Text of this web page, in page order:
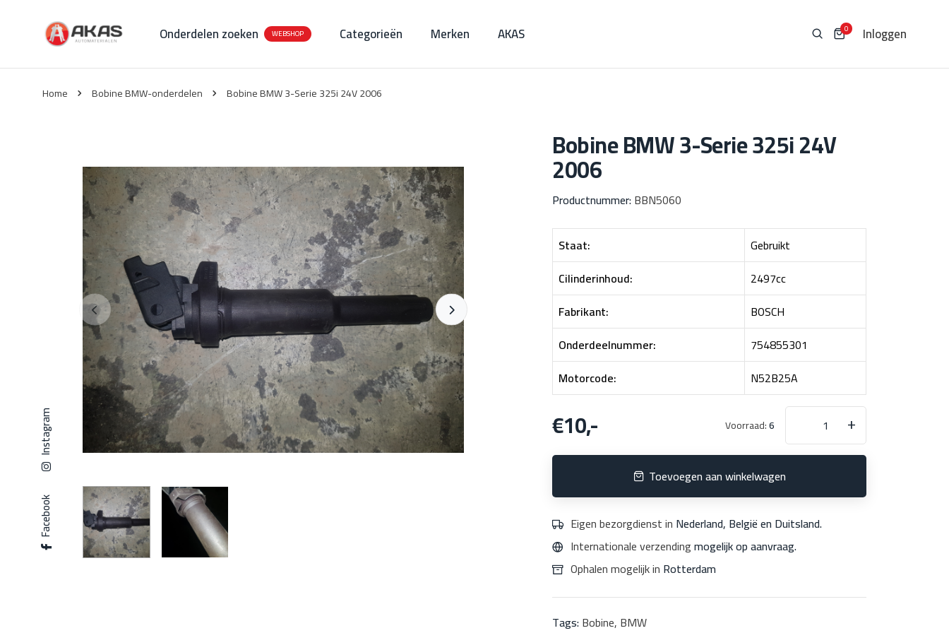
Onderdelen zoeken WEBSHOP Categorieën Merken AKAS 0 Inloggen
Home Bobine BMW-onderdelen Bobine BMW 3-Serie 325i 24V 2006
Bobine BMW 3-Serie 325i 24V
2006
Productnummer:BBN5060
Staat:
Gebruikt
Cilinderinhoud:
2497cc
Fabrikant:
BOSCH
Onderdeelnummer:
754855301
Motorcode:
N52B25A
€10,- Voorraad:6 +
Toevoegen aan winkelwagen
Eigen bezorgdienst in Nederland, België en Duitsland.
Internationale verzendingmogelijk op aanvraag.
Ophalen mogelijk in Rotterdam
Tags:Bobine, BMW
Facebook
Instagram